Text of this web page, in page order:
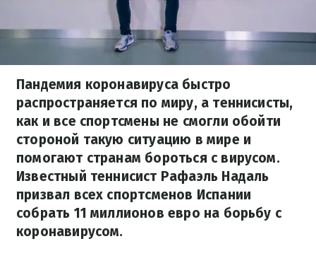
Пандемия коронавируса быстро
распространяется по миру, а теннисисты,
как и все спортсмены не смогли обойти
стороной такую ситуацию в мире и
помогают странам бороться с вирусом.
Известный теннисист Рафаэль Надаль
призвал всех спортсменов Испании
собрать 11 миллионов евро на борьбу с
коронавирусом.